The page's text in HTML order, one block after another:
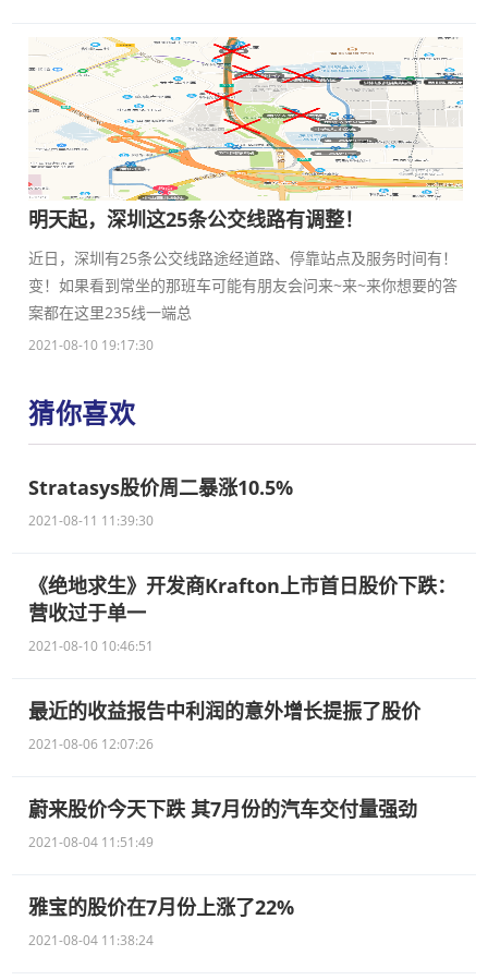
明天起，深圳这25条公交线路有调整！
近日，深圳有25条公交线路途经道路、停靠站点及服务时间有！
变！如果看到常坐的那班车可能有朋友会问来~来~来你想要的答
案都在这里235线一端总
2021-08-10 19:17:30
猜你喜欢
Stratasys股价周二暴涨10.5%
2021-08-11 11:39:30
《绝地求生》开发商Krafton上市首日股价下跌：
营收过于单一
2021-08-10 10:46:51
最近的收益报告中利润的意外增长提振了股价
2021-08-06 12:07:26
蔚来股价今天下跌 其7月份的汽车交付量强劲
2021-08-04 11:51:49
雅宝的股价在7月份上涨了22%
2021-08-04 11:38:24